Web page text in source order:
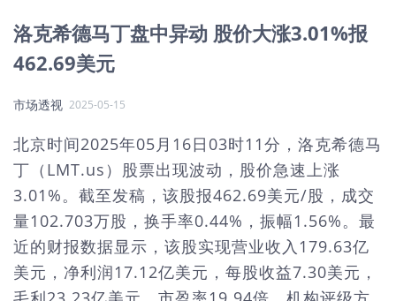
洛克希德马丁盘中异动 股价大涨3.01%报
462.69美元
市场透视 2025-05-15
北京时间2025年05月16日03时11分，洛克希德马
丁（LMT.us）股票出现波动，股价急速上涨
3.01%。截至发稿，该股报462.69美元/股，成交
量102.703万股，换手率0.44%，振幅1.56%。最
近的财报数据显示，该股实现营业收入179.63亿
美元，净利润17.12亿美元，每股收益7.30美元，